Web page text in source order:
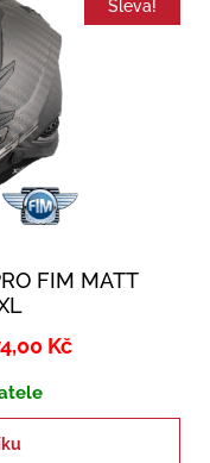
Sleva!
FIM MATT
Kč